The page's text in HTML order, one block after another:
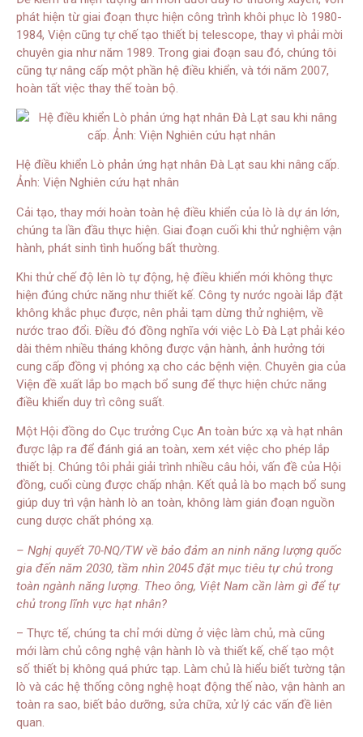
phát hiện từ giai đoạn thực hiện công trình khôi phục lò 1980-
1984, Viện cũng tự chế tạo thiết bị telescope, thay vì phải mời
chuyên gia như năm 1989. Trong giai đoạn sau đó, chúng tôi
cũng tự nâng cấp một phần hệ điều khiển, và tới năm 2007,
hoàn tất việc thay thế toàn bộ.
Hệ điều khiển Lò phản ứng hạt nhân Đà Lạt sau khi nâng cấp.
Ảnh: Viện Nghiên cứu hạt nhân
Cải tạo, thay mới hoàn toàn hệ điều khiển của lò là dự án lớn,
chúng ta lần đầu thực hiện. Giai đoạn cuối khi thử nghiệm vận
hành, phát sinh tình huống bất thường.
Khi thử chế độ lên lò tự động, hệ điều khiển mới không thực
hiện đúng chức năng như thiết kế. Công ty nước ngoài lắp đặt
không khắc phục được, nên phải tạm dừng thử nghiệm, về
nước trao đổi. Điều đó đồng nghĩa với việc Lò Đà Lạt phải kéo
dài thêm nhiều tháng không được vận hành, ảnh hưởng tới
cung cấp đồng vị phóng xạ cho các bệnh viện. Chuyên gia của
Viện đề xuất lắp bo mạch bổ sung để thực hiện chức năng
điều khiển duy trì công suất.
Một Hội đồng do Cục trưởng Cục An toàn bức xạ và hạt nhân
được lập ra để đánh giá an toàn, xem xét việc cho phép lắp
thiết bị. Chúng tôi phải giải trình nhiều câu hỏi, vấn đề của Hội
đồng, cuối cùng được chấp nhận. Kết quả là bo mạch bổ sung
giúp duy trì vận hành lò an toàn, không làm gián đoạn nguồn
cung dược chất phóng xạ.
– Nghị quyết 70-NQ/TW về bảo đảm an ninh năng lượng quốc
gia đến năm 2030, tầm nhìn 2045 đặt mục tiêu tự chủ trong
toàn ngành năng lượng. Theo ông, Việt Nam cần làm gì để tự
chủ trong lĩnh vực hạt nhân?
– Thực tế, chúng ta chỉ mới dừng ở việc làm chủ, mà cũng
mới làm chủ công nghệ vận hành lò và thiết kế, chế tạo một
số thiết bị không quá phức tạp. Làm chủ là hiểu biết tường tận
lò và các hệ thống công nghệ hoạt động thế nào, vận hành an
toàn ra sao, biết bảo dưỡng, sửa chữa, xử lý các vấn đề liên
quan.